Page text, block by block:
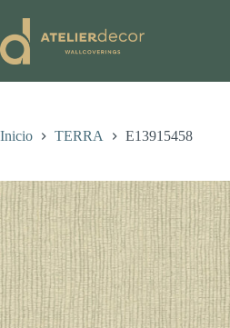
contenido
Inicio TERRA E13915458